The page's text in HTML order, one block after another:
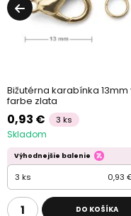
Bižutérna karabínka 13mm
farbe zlata
0,93 € 3 ks
Skladom
Výhodnejšie balenie
3 ks 0,93
DO KOŠÍKA